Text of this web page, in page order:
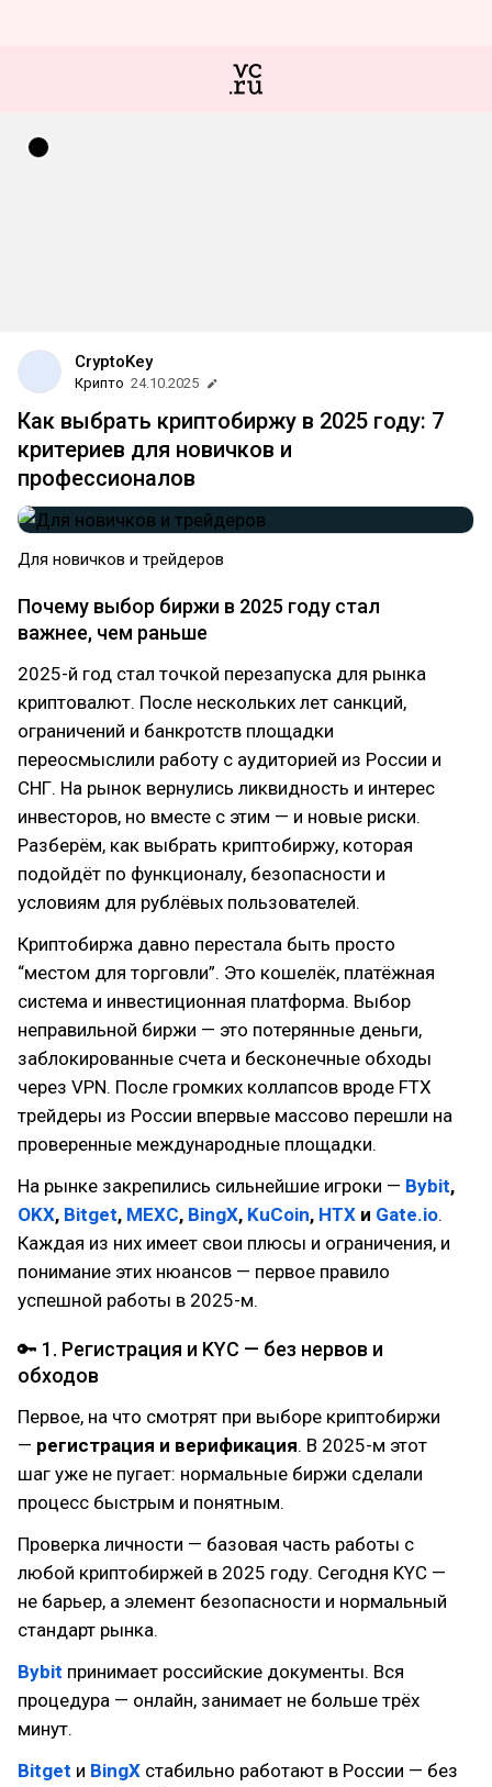
CryptoKey
Крипто 24.10.2025
Как выбрать криптобиржу в 2025 году: 7
критериев для новичков и
профессионалов
Для новичков и трейдеров
Почему выбор биржи в 2025 году стал
важнее, чем раньше
2025-й год стал точкой перезапуска для рынка
криптовалют. После нескольких лет санкций,
ограничений и банкротств площадки
переосмыслили работу с аудиторией из России и
СНГ. На рынок вернулись ликвидность и интерес
инвесторов, но вместе с этим — и новые риски.
Разберём, как выбрать криптобиржу, которая
подойдёт по функционалу, безопасности и
условиям для рублёвых пользователей.
Криптобиржа давно перестала быть просто
“местом для торговли”. Это кошелёк, платёжная
система и инвестиционная платформа. Выбор
неправильной биржи — это потерянные деньги,
заблокированные счета и бесконечные обходы
через VPN. После громких коллапсов вроде FTX
трейдеры из России впервые массово перешли на
проверенные международные площадки.
На рынке закрепились сильнейшие игроки — Bybit,
OKX, Bitget, MEXC, BingX, KuCoin, HTX и Gate.io.
Каждая из них имеет свои плюсы и ограничения, и
понимание этих нюансов — первое правило
успешной работы в 2025-м.
🔑 1. Регистрация и KYC — без нервов и
обходов
Первое, на что смотрят при выборе криптобиржи
— регистрация и верификация. В 2025-м этот
шаг уже не пугает: нормальные биржи сделали
процесс быстрым и понятным.
Проверка личности — базовая часть работы с
любой криптобиржей в 2025 году. Сегодня KYC —
не барьер, а элемент безопасности и нормальный
стандарт рынка.
Bybit принимает российские документы. Вся
процедура — онлайн, занимает не больше трёх
минут.
Bitget и BingX стабильно работают в России — без